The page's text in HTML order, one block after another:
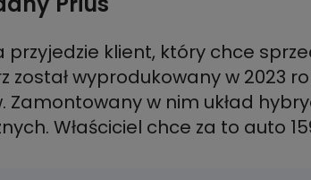
przyjedzie klient, który chce
został wyprodukowany w 2023
Zamontowany w nim układ
Właściciel chce za to auto